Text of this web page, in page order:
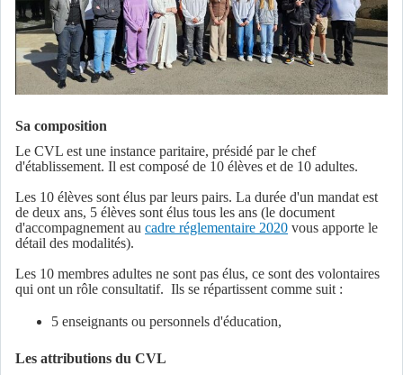
Sa composition
Le CVL est une instance paritaire, présidé par le chef
d'établissement. Il est composé de 10 élèves et de 10 adultes.
Les 10 élèves sont élus par leurs pairs. La durée d'un mandat est
de deux ans, 5 élèves sont élus tous les ans (le document
d'accompagnement au cadre réglementaire 2020 vous apporte le
détail des modalités).
Les 10 membres adultes ne sont pas élus, ce sont des volontaires
qui ont un rôle consultatif. Ils se répartissent comme suit :
5 enseignants ou personnels d'éducation,
Les attributions du CVL